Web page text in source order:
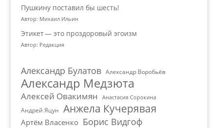
Пушкину поставил бы шесть!
Автор: Михаил Ильин
Этикет — это проздоровый эгоизм
Автор: Редакция
Александр Булатов Александр Воробьёв
Александр Медзюта
Алексей Овакимян Анастасия Сорокина
Андрей Яцун Анжела Кучерявая
Артём Власенко Борис Видгоф